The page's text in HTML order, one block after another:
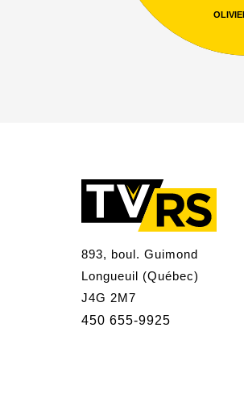
893, boul. Guimond
Longueuil (Québec)
J4G 2M7
450 655-9925